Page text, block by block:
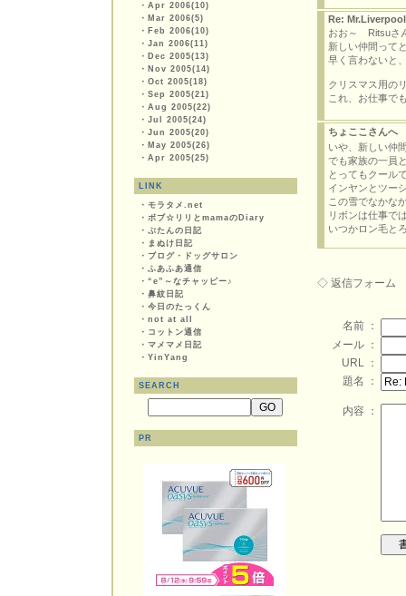
・ Apr 2006(10)
・ Mar 2006(5)
・ Feb 2006(10)
・ Jan 2006(11)
・ Dec 2005(13)
・ Nov 2005(14)
・ Oct 2005(18)
・ Sep 2005(21)
・ Aug 2005(22)
・ Jul 2005(24)
・ Jun 2005(20)
・ May 2005(26)
・ Apr 2005(25)
LINK
・ モラタメ.net
・ ボブ☆リリとmamaのDiary
・ ぷたんの日記
・ まぬけ日記
・ ブログ・ドッグサロン
・ ふあふあ通信
・ “e”～なチャッピー♪
・ 鼻紋日記
・ 今日のたっくん
・ not at all
・ コットン通信
・ マメマメ日記
・ YinYang
SEARCH
PR
Re: Mr.Liverpool
おお～ Ritsuさ
新しい仲間って
早く言わないと
クリスマス用の
これ、お仕事で
ちょここさんへ
いや、新しい仲
でも家族の一員
とってもクール
インヤンとツー
この雪でなかな
リボンは仕事で
いつかロン毛と
◇ 返信フォーム
名前 ：
メール ：
URL ：
題名 ：
内容 ：